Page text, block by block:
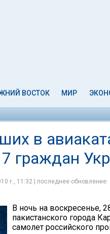
ВОСТОК МИР
в
граждан
г., 11:32 | последнее обновление:
В ночь на воскресенье,
пакистанского города
самолет российского